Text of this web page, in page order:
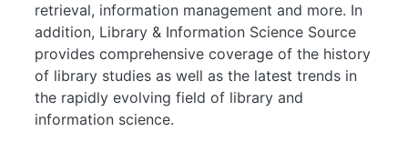
retrieval, information management and more. In
addition, Library & Information Science Source
provides comprehensive coverage of the history
of library studies as well as the latest trends in
the rapidly evolving field of library and
information science.